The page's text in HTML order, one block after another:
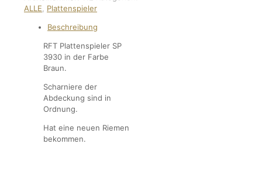
ALLE
Plattenspieler
Beschreibung
RFT Plattenspieler SP
3930 in der Farbe
Braun.
Scharniere der
Abdeckung sind in
Ordnung.
Hat eine neuen Riemen
bekommen.